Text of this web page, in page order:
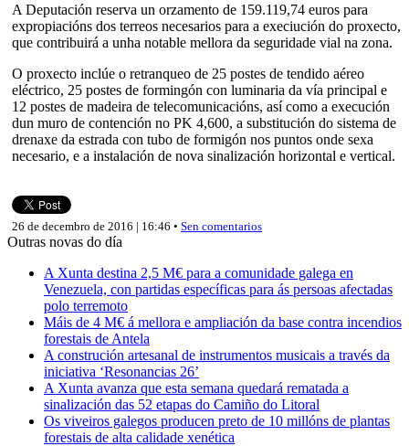
A Deputación reserva un orzamento de 159.119,74 euros para
expropiacións dos terreos necesarios para a execiución do proxecto,
que contribuirá a unha notable mellora da seguridade vial na zona.
O proxecto inclúe o retranqueo de 25 postes de tendido aéreo
eléctrico, 25 postes de formingón con luminaria da vía principal e
12 postes de madeira de telecomunicacións, así como a execución
dun muro de contención no PK 4,600, a substitución do sistema de
drenaxe da estrada con tubo de formigón nos puntos onde sexa
necesario, e a instalación de nova sinalización horizontal e vertical.
26 de decembro de 2016 | 16:46 • Sen comentarios
Outras novas do día
A Xunta destina 2,5 M€ para a comunidade galega en
Venezuela, con partidas específicas para ás persoas afectadas
polo terremoto
Máis de 4 M€ á mellora e ampliación da base contra incendios
forestais de Antela
A construción artesanal de instrumentos musicais a través da
iniciativa ‘Resonancias 26’
A Xunta avanza que esta semana quedará rematada a
sinalización das 52 etapas do Camiño do Litoral
Os viveiros galegos producen preto de 10 millóns de plantas
forestais de alta calidade xenética